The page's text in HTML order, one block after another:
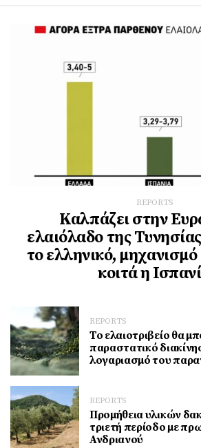
REPORTS
Καλπάζει στην
ελαιόλαδο της
το ελληνικό,
κοιτά η
REPORTS
Το ελαιοτριβείο θα
παραστατικό
λογαριασμό του
REPORTS
Προμήθεια υλικών
τριετή περίοδο με
Ανδριανού